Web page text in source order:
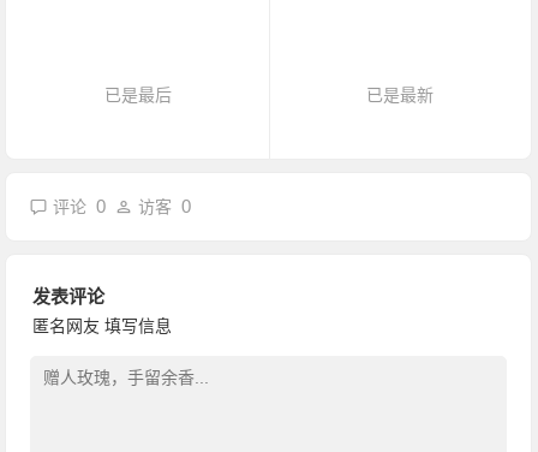
已是最后 已是最新
评论0 访客0
发表评论
匿名网友 填写信息